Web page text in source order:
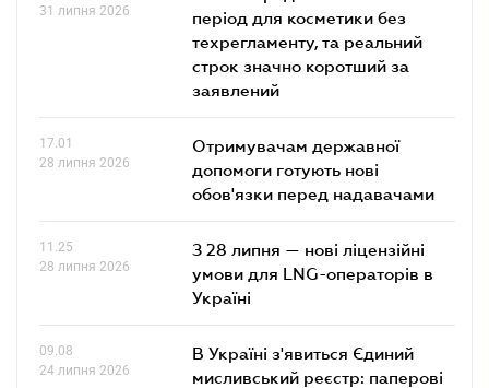
31 липня 2026
період для косметики без
техрегламенту, та реальний
строк значно коротший за
заявлений
17.01
28 липня 2026
Отримувачам державної
допомоги готують нові
обов'язки перед надавачами
11.25
28 липня 2026
З 28 липня — нові ліцензійні
умови для LNG-операторів в
Україні
09.08
24 липня 2026
В Україні з'явиться Єдиний
мисливський реєстр: паперові